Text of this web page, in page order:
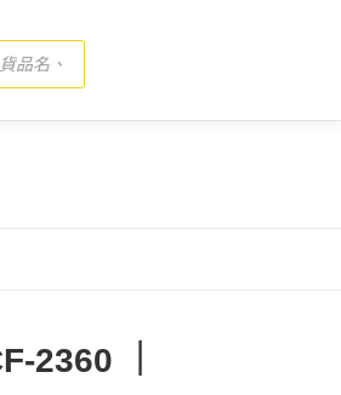
2360 ｜